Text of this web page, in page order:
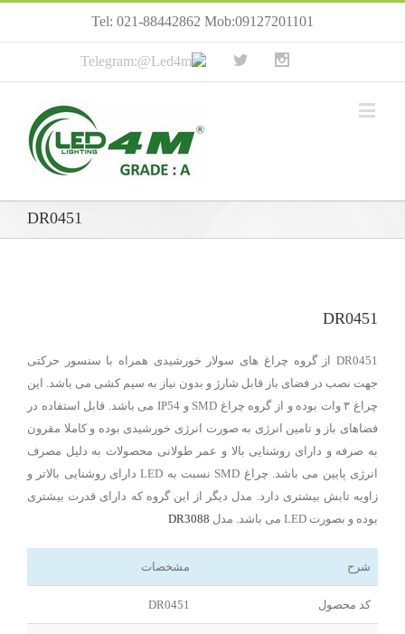
Tel: 021-88442862 Mob:09127201101
DR0451
DR0451
DR0451 از گروه چراغ های سولار خورشیدی همراه با سنسور حرکتی
جهت نصب در فضای باز قابل شارژ و بدون نیاز به سیم کشی می باشد. این
چراغ ۳ وات بوده و از گروه چراغ SMD و IP54 می باشد. قابل استفاده در
فضاهای باز و تامین انرژی به صورت انرژی خورشیدی بوده و کاملا مقرون
به صرفه و دارای روشنایی بالا و عمر طولانی محصولات به دلیل مصرف
انرژی پایین می باشد. چراغ SMD نسبت به LED دارای روشنایی بالاتر و
زاویه تابش بیشتری دارد. مدل دیگر از این گروه که دارای قدرت بیشتری
بوده و بصورت LED می باشد. مدل
DR3088
شرح مشخصات
کد محصول DR0451